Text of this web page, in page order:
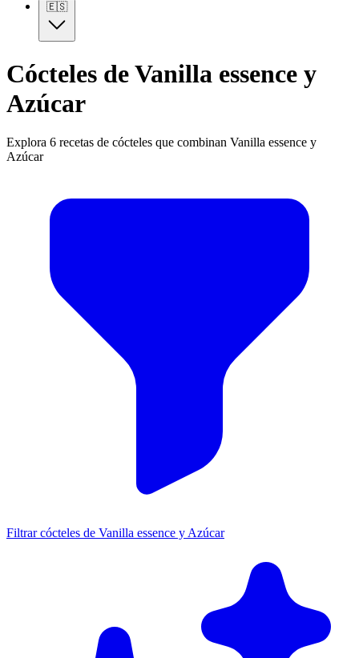
🇪🇸
Cócteles de Vanilla essence y
Azúcar
Explora 6 recetas de cócteles que combinan Vanilla essence y
Azúcar
Filtrar cócteles de Vanilla essence y Azúcar